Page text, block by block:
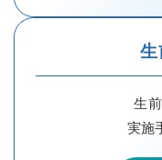
生
生
実施